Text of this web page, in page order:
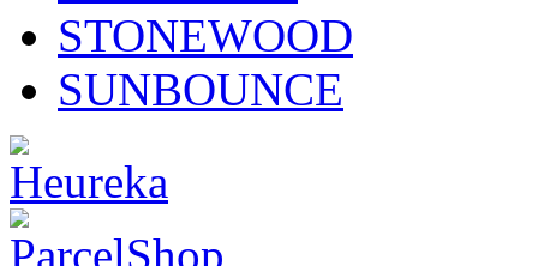
STONEWOOD
SUNBOUNCE